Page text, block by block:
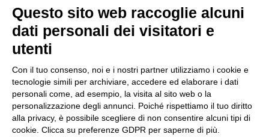
Importo netto (€):
Calcola
Questo sito web raccoglie alcuni
dati personali dei visitatori e
utenti
Con il tuo consenso, noi e i nostri partner utilizziamo i cookie e
tecnologie simili per archiviare, accedere ed elaborare i dati
personali come, ad esempio, la visita al sito web o la
personalizzazione degli annunci. Poiché rispettiamo il tuo diritto
alla privacy, è possibile scegliere di non consentire alcuni tipi di
cookie. Clicca su preferenze GDPR per saperne di più.